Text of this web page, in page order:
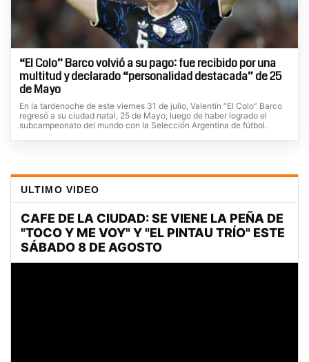
“El Colo” Barco volvió a su pago: fue recibido por una
multitud y declarado “personalidad destacada” de 25
de Mayo
En la tardenoche de este viernes 31 de julio, Valentín “El Colo” Barco
regresó a su ciudad natal, 25 de Mayo; luego de haber logrado el
subcampeonato del mundo con la Selección Argentina de fútbol.
ULTIMO VIDEO